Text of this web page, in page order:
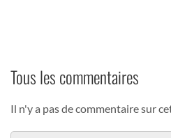
Tous les commentaires
Il n'y a pas de commentaire sur